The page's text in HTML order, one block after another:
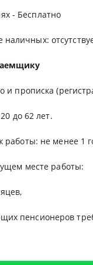
- Бесплатно
прописка
до 62 лет.
не менее 1
месте работы:
пенсионеров